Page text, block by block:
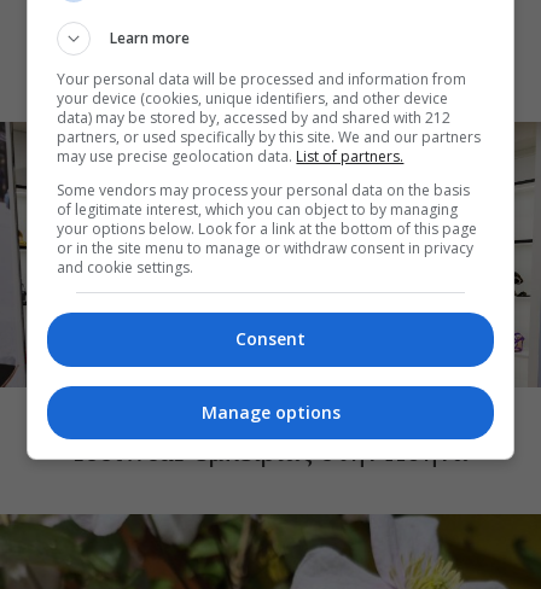
Πότε ξεκινούν οι θερινές εκπτώσεις – Τι
Mayessa: Νέος προορισμός luxury
footwear εμπειρίας στην Αθήνα
Learn more
Your personal data will be processed and information from
your device (cookies, unique identifiers, and other device
data) may be stored by, accessed by and shared with 212
partners, or used specifically by this site. We and our partners
may use precise geolocation data. List of partners.
Some vendors may process your personal data on the basis
of legitimate interest, which you can object to by managing
your options below. Look for a link at the bottom of this page
or in the site menu to manage or withdraw consent in privacy
and cookie settings.
Consent
Manage options